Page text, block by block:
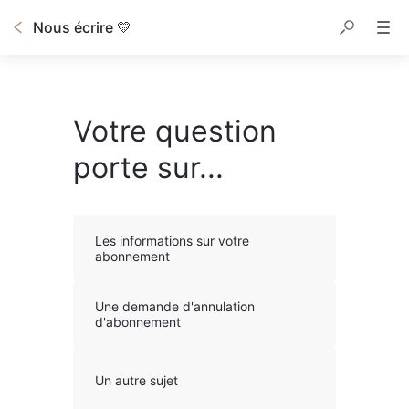
Nous écrire 💛
Votre question
porte sur...
Les informations sur votre
abonnement
Une demande d'annulation
d'abonnement
Un autre sujet